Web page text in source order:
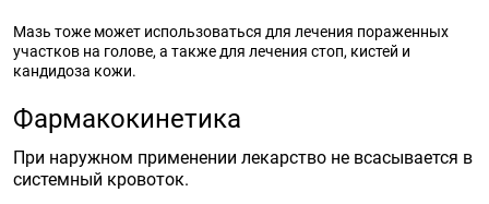
Мазь тоже может использоваться для лечения пораженных
участков на голове, а также для лечения стоп, кистей и
кандидоза кожи.
Фармакокинетика
При наружном применении лекарство не всасывается в
системный кровоток.